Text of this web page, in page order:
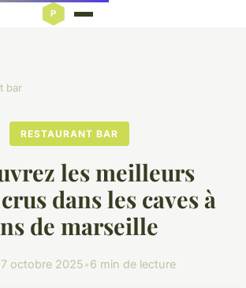
bar
RESTAURANT BAR
les meilleurs
dans les caves à
de marseille
7 octobre 2025•6 min de lecture